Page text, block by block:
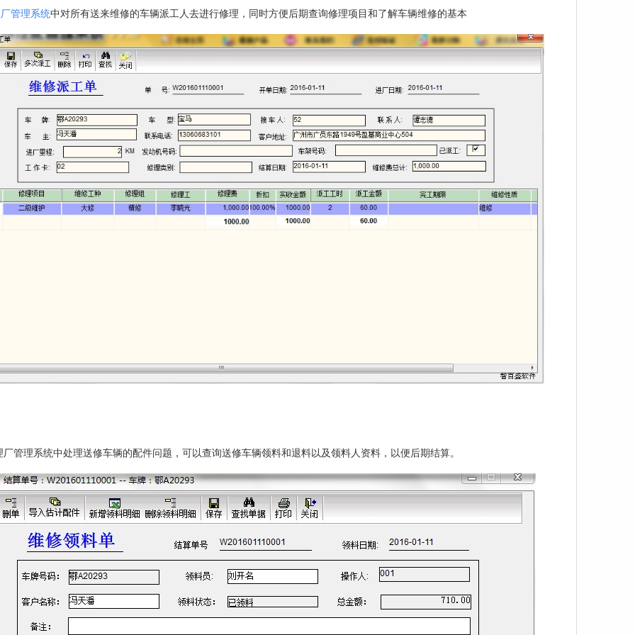
管理系统中对所有送来维修的车辆派工人去进行修理，同时方便后期查询修理项目和了解车辆维修的基本
厂管理系统中处理送修车辆的配件问题，可以查询送修车辆领料和退料以及领料人资料，以便后期结算。